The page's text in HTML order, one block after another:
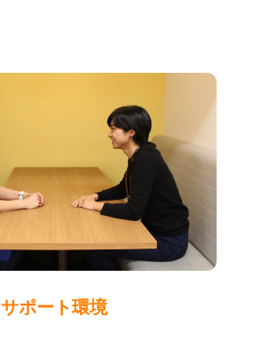
サポート環境